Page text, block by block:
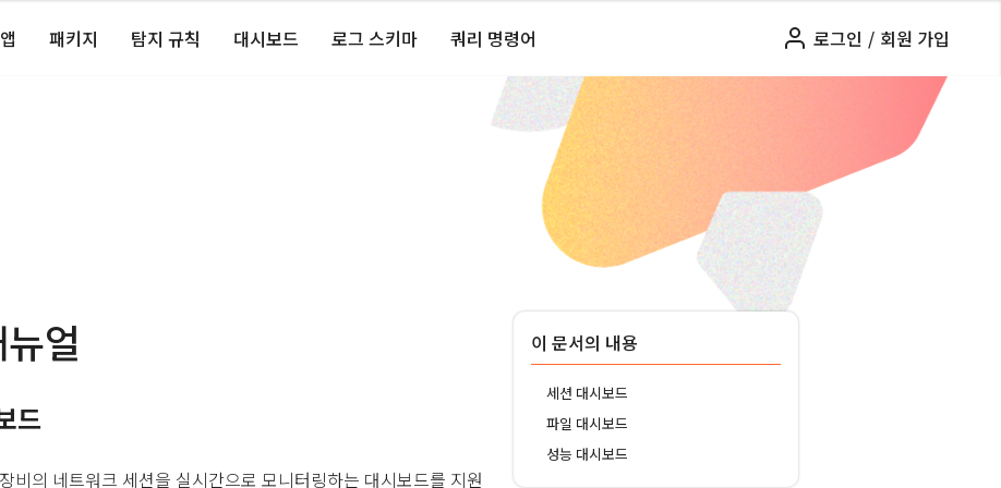
앱 패키지 탐지 규칙 대시보드 로그 스키마 쿼리 명령어 로그인 / 회원 가입
얼
드
비의 네트워크 세션을 실시간으로 모니터링하는 대시보드를 지원
이 문서의 내용
세션 대시보드
파일 대시보드
성능 대시보드